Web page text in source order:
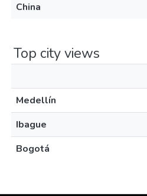
China
Top city views
Medellín
Ibague
Bogotá